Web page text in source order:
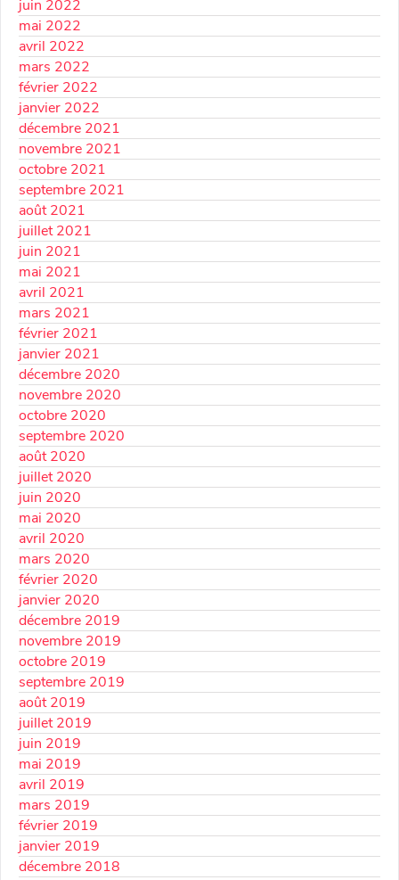
juin 2022
mai 2022
avril 2022
mars 2022
février 2022
janvier 2022
décembre 2021
novembre 2021
octobre 2021
septembre 2021
août 2021
juillet 2021
juin 2021
mai 2021
avril 2021
mars 2021
février 2021
janvier 2021
décembre 2020
novembre 2020
octobre 2020
septembre 2020
août 2020
juillet 2020
juin 2020
mai 2020
avril 2020
mars 2020
février 2020
janvier 2020
décembre 2019
novembre 2019
octobre 2019
septembre 2019
août 2019
juillet 2019
juin 2019
mai 2019
avril 2019
mars 2019
février 2019
janvier 2019
décembre 2018